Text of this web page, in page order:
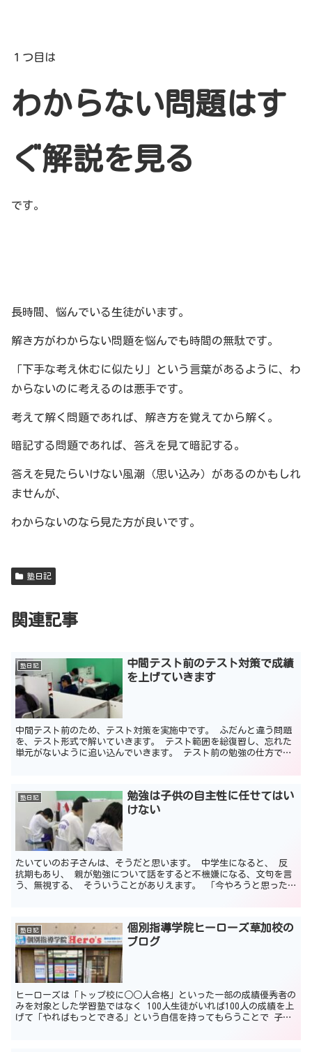
１つ目は
わからない問題はす
ぐ解説を見る
です。
長時間、悩んでいる生徒がいます。
解き方がわからない問題を悩んでも時間の無駄です。
「下手な考え休むに似たり」という言葉があるように、わ
からないのに考えるのは悪手です。
考えて解く問題であれば、解き方を覚えてから解く。
暗記する問題であれば、答えを見て暗記する。
答えを見たらいけない風潮（思い込み）があるのかもしれ
ませんが、
わからないのなら見た方が良いです。
塾日記
関連記事
塾日記
中間テスト前のテスト対策で成績
を上げていきます
中間テスト前のため、テスト対策を実施中です。 ふだんと違う問題
を、テスト形式で解いていきます。 テスト範囲を総復習し、忘れた
単元がないように追い込んでいきます。 テスト前の勉強の仕方で、
塾日記
勉強は子供の自主性に任せてはい
けない
たいていのお子さんは、そうだと思います。 中学生になると、 反
抗期もあり、 親が勉強について話をすると不機嫌になる、文句を言
う、無視する、 そういうことがありえます。 「今やろうと思った
塾日記
個別指導学院ヒーローズ草加校の
ブログ
ヒーローズは「トップ校に○○人合格」といった一部の成績優秀者の
みを対象とした学習塾ではなく 100人生徒がいれば100人の成績を上
げて「やればもっとできる」という自信を持ってもらうことで 子ど